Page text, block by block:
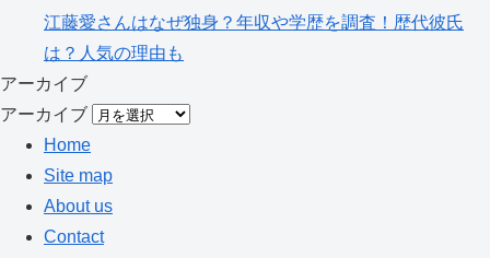
江藤愛さんはなぜ独身？年収や学歴を調査！歴代彼氏
は？人気の理由も
アーカイブ
アーカイブ
Home
Site map
About us
Contact